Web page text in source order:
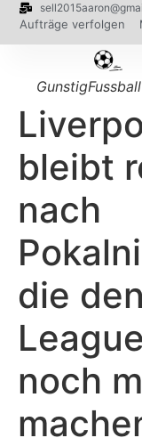
Aufträge verfolgen
bleibt
nach
die
noch